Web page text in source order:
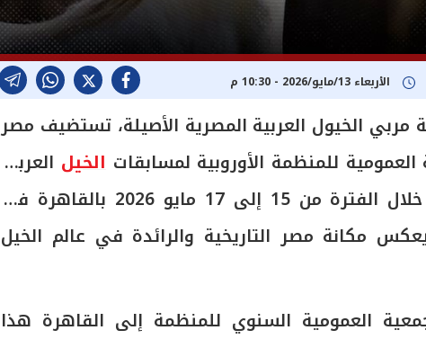
الأربعاء 13/مايو/2026 - 10:30 م
مربي الخيول العربية المصرية الأصيلة، تستضيف مصر
العمومية للمنظمة الأوروبية لمسابقات الخيل العربية
الأصيلة ECAHO، خلال الفترة من 15 إلى 17 مايو 2026 بالقاهرة في
مكانة مصر التاريخية والرائدة في عالم الخيل
العمومية السنوي للمنظمة إلى القاهرة هذا